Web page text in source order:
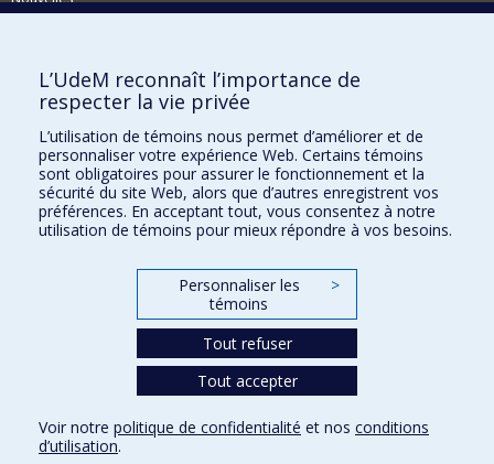
Comment soutenir le Département?
BESOIN D'AIDE?
Plan du site
Signaler une erreur
Accessibilité
FACULTÉ DES ARTS ET DES SCIENCES
Nos départements et écoles
Conditions d’utilisation
L’UdeM reconnaît l’importance de
respecter la vie privée
L’utilisation de témoins nous permet d’améliorer et de
personnaliser votre expérience Web. Certains témoins
sont obligatoires pour assurer le fonctionnement et la
sécurité du site Web, alors que d’autres enregistrent vos
préférences. En acceptant tout, vous consentez à notre
utilisation de témoins pour mieux répondre à vos besoins.
Personnaliser les
témoins
>
Tout refuser
Tout accepter
Voir notre politique de confidentialité et nos conditions
d’utilisation.